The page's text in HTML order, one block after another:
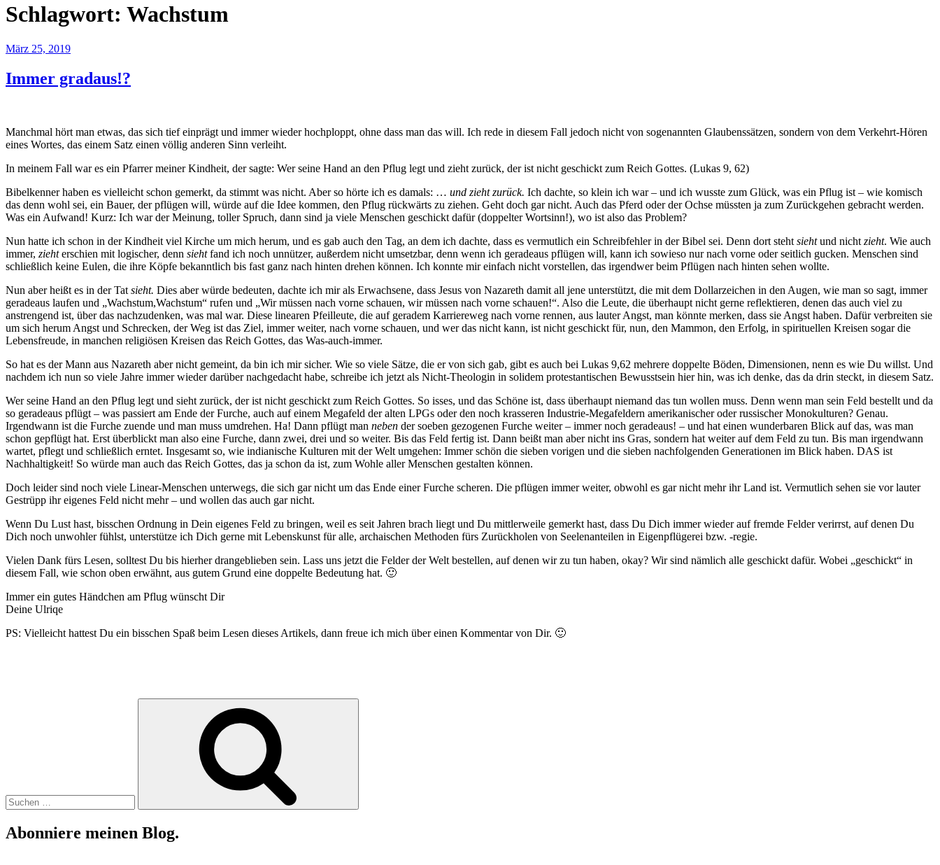
Schlagwort: Wachstum
Veröffentlicht
März 25, 2019
Immer gradaus!?
Manchmal hört man etwas, das sich tief einprägt und immer wieder hochploppt, ohne dass man das will. Ich rede in diesem Fall jedoch nicht von sogenannten Glaubenssätzen, sondern von dem Verkehrt-Hören
eines Wortes, das einem Satz einen völlig anderen Sinn verleiht.
In meinem Fall war es ein Pfarrer meiner Kindheit, der sagte: Wer seine Hand an den Pflug legt und zieht zurück, der ist nicht geschickt zum Reich Gottes. (Lukas 9, 62)
Bibelkenner haben es vielleicht schon gemerkt, da stimmt was nicht. Aber so hörte ich es damals: … und zieht zurück. Ich dachte, so klein ich war – und ich wusste zum Glück, was ein Pflug ist – wie komisch
das denn wohl sei, ein Bauer, der pflügen will, würde auf die Idee kommen, den Pflug rückwärts zu ziehen. Geht doch gar nicht. Auch das Pferd oder der Ochse müssten ja zum Zurückgehen gebracht werden.
Was ein Aufwand! Kurz: Ich war der Meinung, toller Spruch, dann sind ja viele Menschen geschickt dafür (doppelter Wortsinn!), wo ist also das Problem?
Nun hatte ich schon in der Kindheit viel Kirche um mich herum, und es gab auch den Tag, an dem ich dachte, dass es vermutlich ein Schreibfehler in der Bibel sei. Denn dort steht siehtund nicht zieht. Wie auch
immer, ziehterschien mit logischer, denn siehtfand ich noch unnützer, außerdem nicht umsetzbar, denn wenn ich geradeaus pflügen will, kann ich sowieso nur nach vorne oder seitlich gucken. Menschen sind
schließlich keine Eulen, die ihre Köpfe bekanntlich bis fast ganz nach hinten drehen können. Ich konnte mir einfach nicht vorstellen, das irgendwer beim Pflügen nach hinten sehen wollte.
Nun aber heißt es in der Tat sieht. Dies aber würde bedeuten, dachte ich mir als Erwachsene, dass Jesus von Nazareth damit all jene unterstützt, die mit dem Dollarzeichen in den Augen, wie man so sagt, immer
geradeaus laufen und „Wachstum,Wachstum“ rufen und „Wir müssen nach vorne schauen, wir müssen nach vorne schauen!“. Also die Leute, die überhaupt nicht gerne reflektieren, denen das auch viel zu
anstrengend ist, über das nachzudenken, was mal war. Diese linearen Pfeilleute, die auf geradem Karriereweg nach vorne rennen, aus lauter Angst, man könnte merken, dass sie Angst haben. Dafür verbreiten sie
um sich herum Angst und Schrecken, der Weg ist das Ziel, immer weiter, nach vorne schauen, und wer das nicht kann, ist nicht geschickt für, nun, den Mammon, den Erfolg, in spirituellen Kreisen sogar die
Lebensfreude, in manchen religiösen Kreisen das Reich Gottes, das Was-auch-immer.
So hat es der Mann aus Nazareth aber nicht gemeint, da bin ich mir sicher. Wie so viele Sätze, die er von sich gab, gibt es auch bei Lukas 9,62 mehrere doppelte Böden, Dimensionen, nenn es wie Du willst. Und
nachdem ich nun so viele Jahre immer wieder darüber nachgedacht habe, schreibe ich jetzt als Nicht-Theologin in solidem protestantischen Bewusstsein hier hin, was ich denke, das da drin steckt, in diesem Satz.
Wer seine Hand an den Pflug legt und sieht zurück, der ist nicht geschickt zum Reich Gottes. So isses, und das Schöne ist, dass überhaupt niemand das tun wollen muss. Denn wenn man sein Feld bestellt und da
so geradeaus pflügt – was passiert am Ende der Furche, auch auf einem Megafeld der alten LPGs oder den noch krasseren Industrie-Megafeldern amerikanischer oder russischer Monokulturen? Genau.
Irgendwann ist die Furche zuende und man muss umdrehen. Ha! Dann pflügt man neben der soeben gezogenen Furche weiter – immer noch geradeaus! – und hat einen wunderbaren Blick auf das, was man
schon gepflügt hat. Erst überblickt man also eine Furche, dann zwei, drei und so weiter. Bis das Feld fertig ist. Dann beißt man aber nicht ins Gras, sondern hat weiter auf dem Feld zu tun. Bis man irgendwann
wartet, pflegt und schließlich erntet. Insgesamt so, wie indianische Kulturen mit der Welt umgehen: Immer schön die sieben vorigen und die sieben nachfolgenden Generationen im Blick haben. DAS ist
Nachhaltigkeit! So würde man auch das Reich Gottes, das ja schon da ist, zum Wohle aller Menschen gestalten können.
Doch leider sind noch viele Linear-Menschen unterwegs, die sich gar nicht um das Ende einer Furche scheren. Die pflügen immer weiter, obwohl es gar nicht mehr ihr Land ist. Vermutlich sehen sie vor lauter
Gestrüpp ihr eigenes Feld nicht mehr – und wollen das auch gar nicht.
Wenn Du Lust hast, bisschen Ordnung in Dein eigenes Feld zu bringen, weil es seit Jahren brach liegt und Du mittlerweile gemerkt hast, dass Du Dich immer wieder auf fremde Felder verirrst, auf denen Du
Dich noch unwohler fühlst, unterstütze ich Dich gerne mit Lebenskunst für alle, archaischen Methoden fürs Zurückholen von Seelenanteilen in Eigenpflügerei bzw. -regie.
Vielen Dank fürs Lesen, solltest Du bis hierher drangeblieben sein. Lass uns jetzt die Felder der Welt bestellen, auf denen wir zu tun haben, okay? Wir sind nämlich alle geschickt dafür. Wobei „geschickt“ in
diesem Fall, wie schon oben erwähnt, aus gutem Grund eine doppelte Bedeutung hat. 🙂
Immer ein gutes Händchen am Pflug wünscht Dir
Deine Ulriqe
PS: Vielleicht hattest Du ein bisschen Spaß beim Lesen dieses Artikels, dann freue ich mich über einen Kommentar von Dir. 🙂
Abonniere meinen Blog.